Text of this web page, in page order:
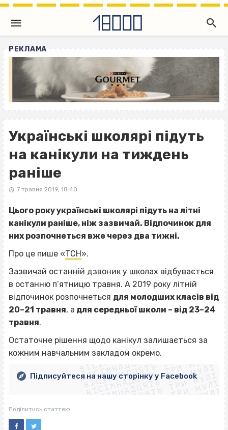
РЕКЛАМА
Українські школярі підуть
на канікули на тиждень
раніше
7 травня 2019, 18:40
Цього року українські школярі підуть на літні
канікули раніше, ніж зазвичай. Відпочинок для
них розпочнеться вже через два тижні.
Про це пише «ТСН ».
Зазвичай останній дзвоник у школах відбувається
в останню п’ятницю травня. А 2019 року літній
відпочинок розпочнеться для молодших класів від
20–21 травня, а для середньої школи – від 23–24
травня.
Остаточне рішення щодо канікул залишається за
кожним навчальним закладом окремо.
ВІСІМНАДЦЯТЬ ТРИ НУЛІ
ВІСІМНАДЦЯТЬ ТРИ НУЛІ
ВІСІМНАДЦЯТЬ ТРИ НУЛІ
ВІСІМНАДЦЯТЬ ТРИ НУЛІ
ВІСІМНАДЦЯТЬ ТРИ НУЛІ
ВІСІМНАДЦЯТЬ ТРИ НУЛІ
ВІСІМНАДЦЯТЬ ТРИ НУЛІ
ВІСІМНАДЦЯТЬ ТРИ НУЛІ
Підписуйтеся на нашу сторінку у Facebook
Поділитись статтею